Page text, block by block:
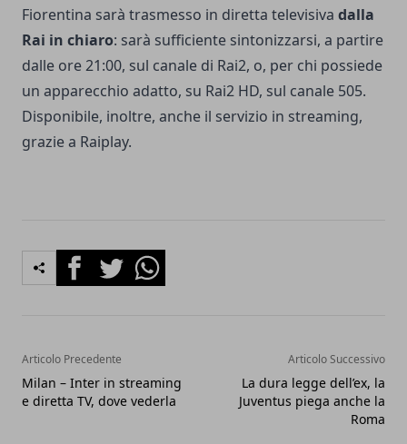
Fiorentina sarà trasmesso in diretta televisiva dalla
Rai in chiaro: sarà sufficiente sintonizzarsi, a partire
dalle ore 21:00, sul canale di Rai2, o, per chi possiede
un apparecchio adatto, su Rai2 HD, sul canale 505.
Disponibile, inoltre, anche il servizio in streaming,
grazie a Raiplay.
FacebookTwitterWhatsapp
Articolo Precedente
Milan – Inter in streaming
e diretta TV, dove vederla
Articolo Successivo
La dura legge dell’ex, la
Juventus piega anche la
Roma